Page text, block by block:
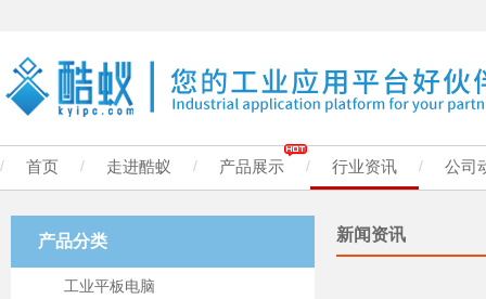
/ 首页 / 走进酷蚁 / 产品展示 / 行业资讯 / 公司
产品分类
工业平板电脑
新闻资讯